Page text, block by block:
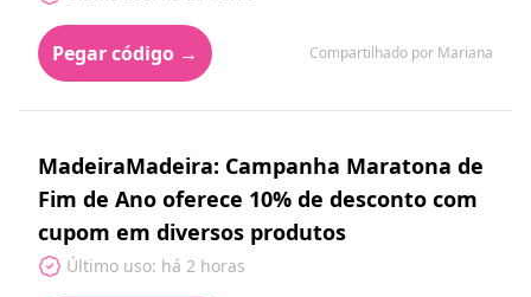
Pegar código → Compartilhado por Mariana
MadeiraMadeira: Campanha Maratona de
Fim de Ano oferece 10% de desconto com
cupom em diversos produtos
Último uso: há 2 horas